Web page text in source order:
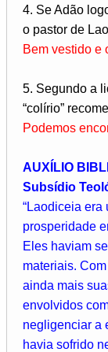
4. Se Adão
o pastor de
Bem vestido e
5. Segundo a
“colírio”
Podemos
AUXÍLIO
Subsídio
“Laodiceia era
prosperidade
Eles haviam
materiais.
ainda mais
envolvidos
negligenciar a
havia sofrido